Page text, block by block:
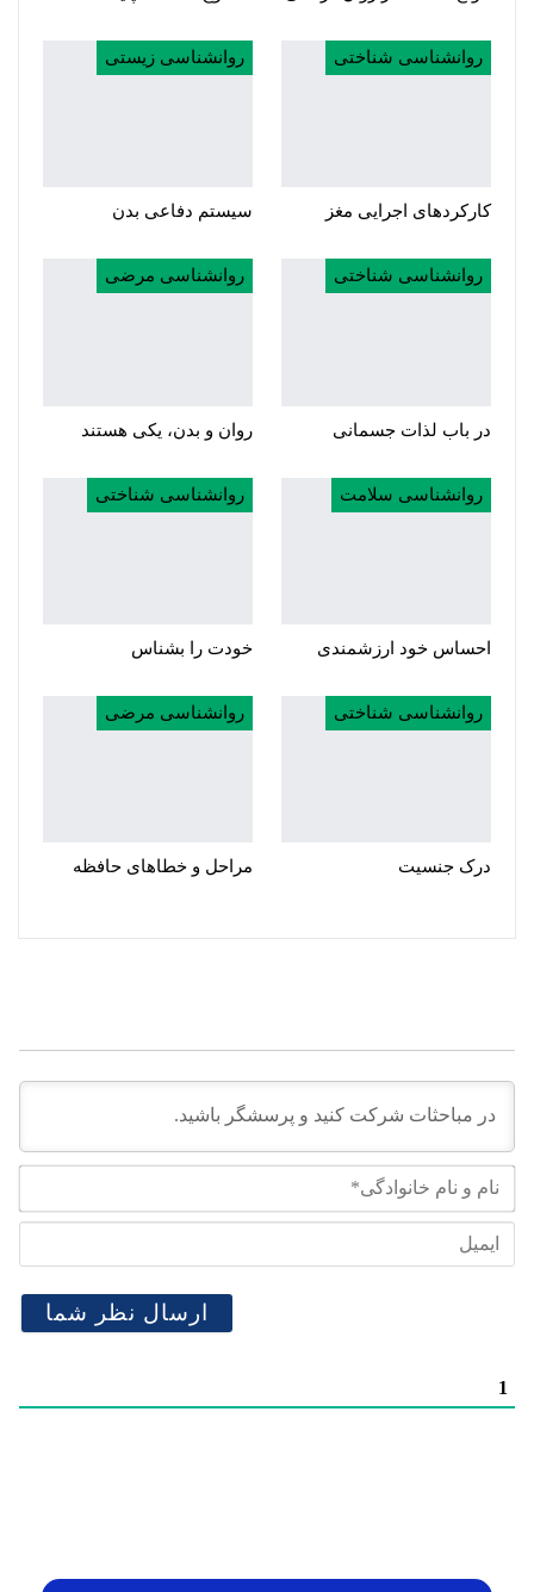
روانشناسی شناختی
کارکردهای اجرایی مغز
روانشناسی زیستی
سیستم دفاعی بدن
روانشناسی شناختی
در باب لذات جسمانی
روانشناسی مرضی
روان و بدن، یکی هستند
روانشناسی سلامت
احساس خود ارزشمندی
روانشناسی شناختی
خودت را بشناس
روانشناسی شناختی
درک جنسیت
روانشناسی مرضی
مراحل و خطاهای حافظه
نام
1